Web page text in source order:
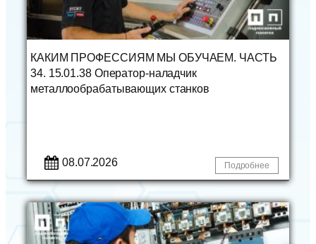
КАКИМ ПРОФЕССИЯМ МЫ ОБУЧАЕМ. ЧАСТЬ
34. 15.01.38 Оператор-наладчик
металлообрабатывающих станков
08.07.2026 Подробнее